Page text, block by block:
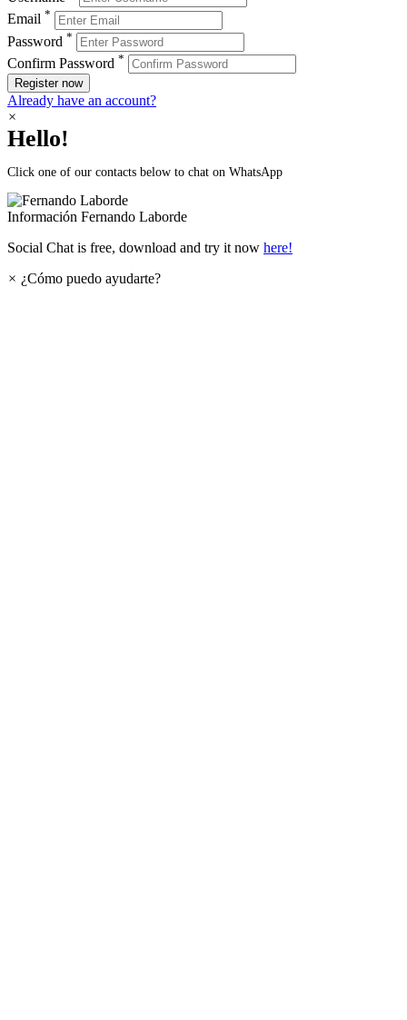
Email *
Password *
Confirm Password *
Register now
Already have an account?
×
Hello!
Click one of our contacts below to chat on WhatsApp
Información Fernando Laborde
Social Chat is free, download and try it now here!
× ¿Cómo puedo ayudarte?